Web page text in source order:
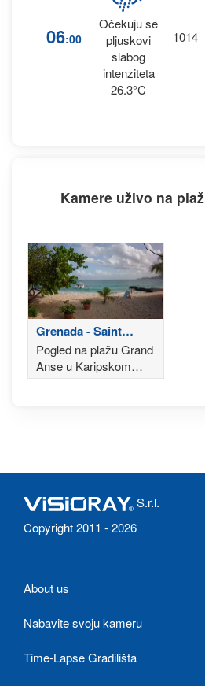
06:00
Očekuju se
pljuskovi
slabog
intenziteta
26.3°C
1014
Kamere uživo na
Grenada - Saint
George's
Pogled na plažu Grand
Anse u Karipskom
moru
S.r.l.
Copyright 2011 - 2026
About us
Nabavite svoju kameru
Time-Lapse Gradilišta